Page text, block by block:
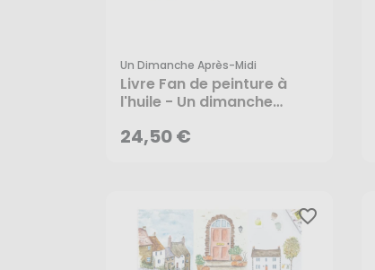
Un Dimanche Après-Midi
Livre Fan de peinture à
l'huile - Un dimanche
24,50 €
24,50 €
AJOUTER AU PANIER
favorite_border